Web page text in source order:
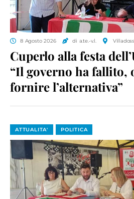
8 Agosto 2026 di a.te.-v.l.
Cuperlo alla festa
“Il governo ha fallito,
fornire l’alternativa”
ATTUALITA' POLITICA